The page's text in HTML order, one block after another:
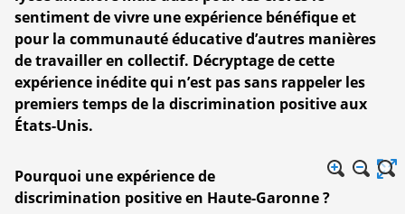
sentiment de vivre une expérience bénéfique et
pour la communauté éducative d’autres manières
de travailler en collectif. Décryptage de cette
expérience inédite qui n’est pas sans rappeler les
premiers temps de la discrimination positive aux
États-Unis.
Pourquoi une expérience de
discrimination positive en Haute-Garonne ?